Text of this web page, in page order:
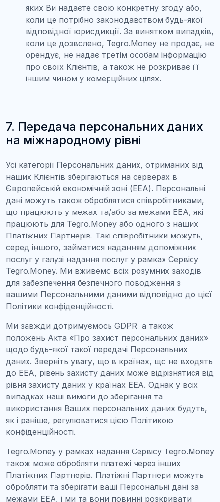
яких Ви надаєте свою конкретну згоду або,
коли це потрібно законодавством будь-якої
відповідної юрисдикції. За винятком випадків,
коли це дозволено, Tegro.Money не продає, не
орендує, не надає третім особам інформацію
про своїх Клієнтів, а також не розкриває її
іншим чином у комерційних цілях.
7. Передача персональних даних
на міжнародному рівні
Усі категорії Персональних даних, отриманих від
наших Клієнтів зберігаються на серверах в
Європейській економічній зоні (EEA). Персональні
дані можуть також оброблятися співробітниками,
що працюють у межах та/або за межами EEA, які
працюють для Tegro.Money або одного з наших
Платіжних Партнерів. Такі співробітники можуть,
серед іншого, займатися наданням допоміжних
послуг у галузі надання послуг у рамках Сервісу
Tegro.Money. Ми вживемо всіх розумних заходів
для забезпечення безпечного поводження з
вашими Персональними даними відповідно до цієї
Політики конфіденційності.
Ми завжди дотримуємось GDPR, а також
положень Акта «Про захист персональних даних»
щодо будь-якої такої передачі Персональних
даних. Зверніть увагу, що в країнах, що не входять
до EEA, рівень захисту даних може відрізнятися від
рівня захисту даних у країнах EEA. Однак у всіх
випадках наші вимоги до зберігання та
використання Ваших персональних даних будуть,
як і раніше, регулюватися цією Політикою
конфіденційності.
Tegro.Money у рамках надання Сервісу Tegro.Money
також може обробляти платежі через інших
Платіжних Партнерів. Платіжні Партнери можуть
обробляти та зберігати ваші Персональні дані за
межами EEA, і ми та вони повинні розкривати